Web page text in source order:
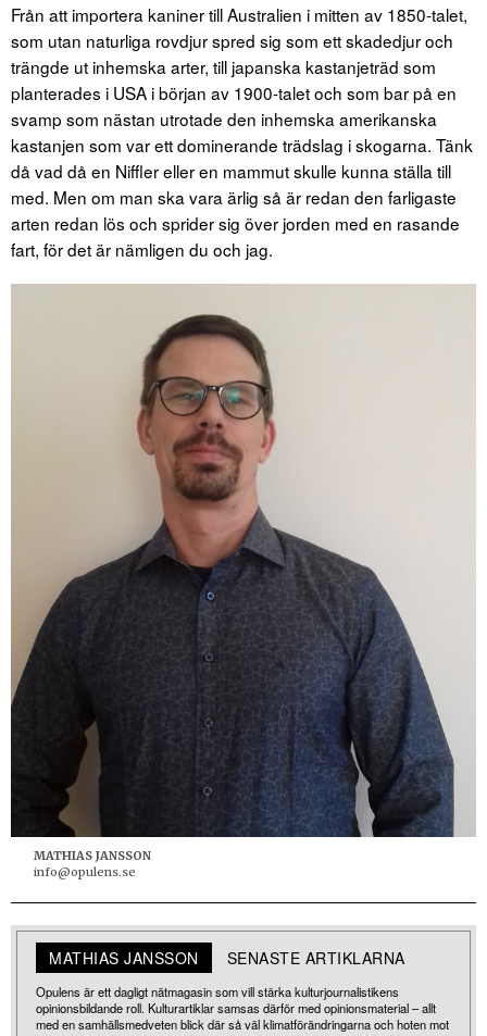
Från att importera kaniner till Australien i mitten av 1850-talet,
som utan naturliga rovdjur spred sig som ett skadedjur och
trängde ut inhemska arter, till japanska kastanjeträd som
planterades i USA i början av 1900-talet och som bar på en
svamp som nästan utrotade den inhemska amerikanska
kastanjen som var ett dominerande trädslag i skogarna. Tänk
då vad då en Niffler eller en mammut skulle kunna ställa till
med. Men om man ska vara ärlig så är redan den farligaste
arten redan lös och sprider sig över jorden med en rasande
fart, för det är nämligen du och jag.
MATHIAS JANSSON
info@opulens.se
MATHIAS JANSSON SENASTE ARTIKLARNA
Opulens är ett dagligt nätmagasin som vill stärka kulturjournalistikens
opinionsbildande roll. Kulturartiklar samsas därför med opinionsmaterial – allt
med en samhällsmedveten blick där så väl klimatförändringarna och hoten mot